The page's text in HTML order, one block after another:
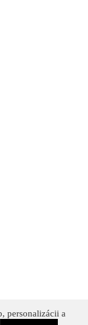
personalizácii a